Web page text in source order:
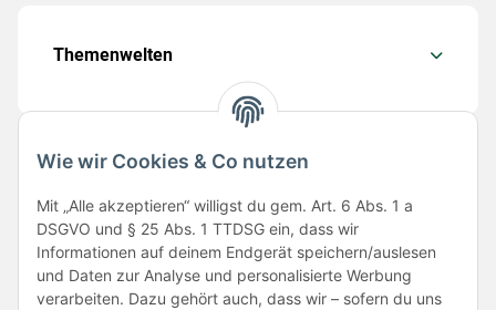
Wie wir Cookies & Co nutzen
Mit „Alle akzeptieren“ willigst du gem. Art. 6 Abs. 1 a
DSGVO und § 25 Abs. 1 TTDSG ein, dass wir
Informationen auf deinem Endgerät speichern/auslesen
und Daten zur Analyse und personalisierte Werbung
verarbeiten. Dazu gehört auch, dass wir – sofern du uns
Themenwelten
Folge uns